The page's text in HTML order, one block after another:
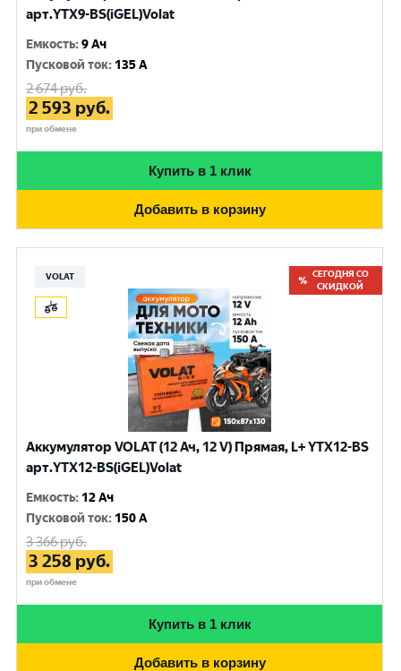
арт.YTX9-BS(iGEL)Volat
Емкость:9 Ач
Пусковой ток: 135 A
2 674руб.
2 593 руб.
при обмене
Купить в 1 клик
Добавить в корзину
VOLAT
СЕГОДНЯ СО
СКИДКОЙ
Аккумулятор VOLAT (12 Ач, 12 V) Прямая, L+ YTX12-BS
арт.YTX12-BS(iGEL)Volat
Емкость: 12 Ач
Пусковой ток: 150 A
3 366руб.
3 258 руб.
при обмене
Купить в 1 клик
Добавить в корзину